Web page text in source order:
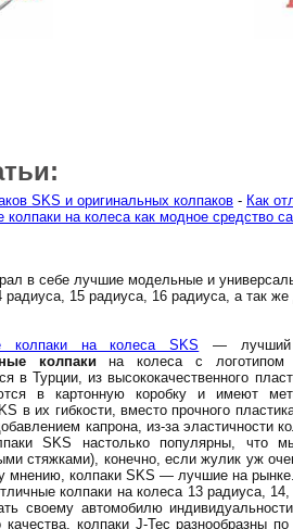
SKS и оригинальных колпаков - Как
колпаки на колеса как модное средство
в себе лучшие модельные и
радиуса, 15 радиуса, 16 радиуса, а так
колпаки на колеса SKS — лучший
колпаки на колеса с логотипом
в Турции, из высококачественного
в картонную коробку и имеют
в их гибкости, вместо прочного
капрона, из-за эластичности
SKS настолько популярны, что
стяжками), конечно, если жулик уж
мнению, колпаки SKS — лучшие на рынке.
колпаки на колеса 13 радиуса,
своему автомобилю
колпаки J-Tec разнообразны